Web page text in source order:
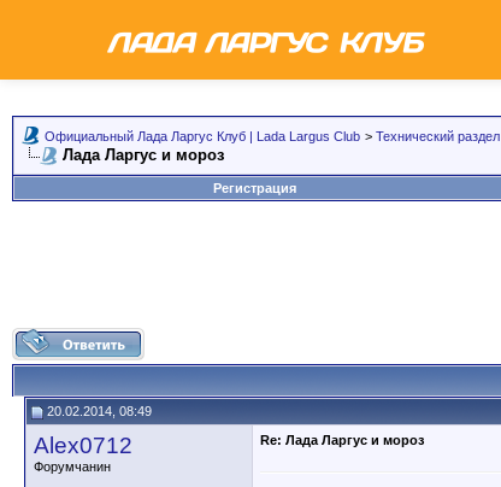
Официальный Лада Ларгус Клуб | Lada Largus Club > Технический раздел
Лада Ларгус и мороз
Регистрация
20.02.2014, 08:49
Alex0712
Форумчанин
Re: Лада Ларгус и мороз